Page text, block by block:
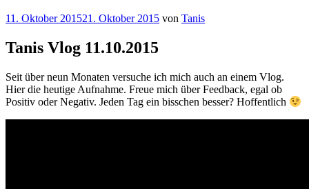
Veröffentlicht
11. Oktober 201521. Oktober 2015 von Tanis
Tanis Vlog 11.10.2015
Seit über neun Monaten versuche ich mich auch an einem Vlog.
Hier die heutige Aufnahme. Freue mich über Feedback, egal ob
Positiv oder Negativ. Jeden Tag ein bisschen besser? Hoffentlich